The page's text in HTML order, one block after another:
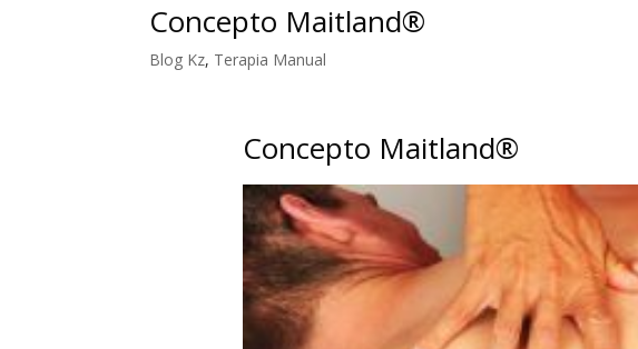
Concepto Maitland®
Blog Kz, Terapia Manual
Concepto Maitland®